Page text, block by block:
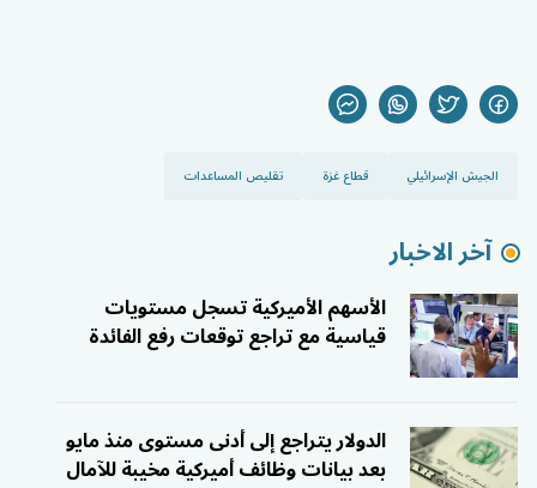
الجيش الإسرائيلي قطاع غزة تقليص المساعدات
آخر الاخبار
الأسهم الأميركية تسجل مستويات
قياسية مع تراجع توقعات رفع الفائدة
الدولار يتراجع إلى أدنى مستوى منذ مايو
بعد بيانات وظائف أميركية مخيبة للآمال